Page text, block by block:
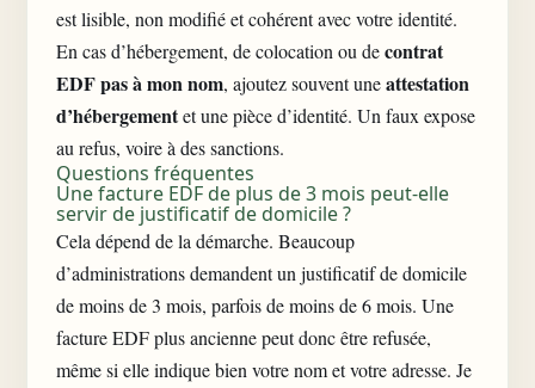
est lisible, non modifié et cohérent avec votre identité.
En cas d’hébergement, de colocation ou decontrat
EDF pas à mon nom, ajoutez souvent uneattestation
d’hébergementet une pièce d’identité. Un faux expose
au refus, voire à des sanctions.
Questions fréquentes
Une facture EDF de plus de 3 mois peut-elle
servir de justificatif de domicile ?
Cela dépend de la démarche. Beaucoup
d’administrations demandent un justificatif de domicile
de moins de 3 mois, parfois de moins de 6 mois. Une
facture EDF plus ancienne peut donc être refusée,
même si elle indique bien votre nom et votre adresse. Je